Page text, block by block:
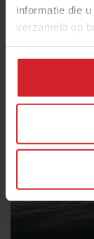
informatie die
verzameld op